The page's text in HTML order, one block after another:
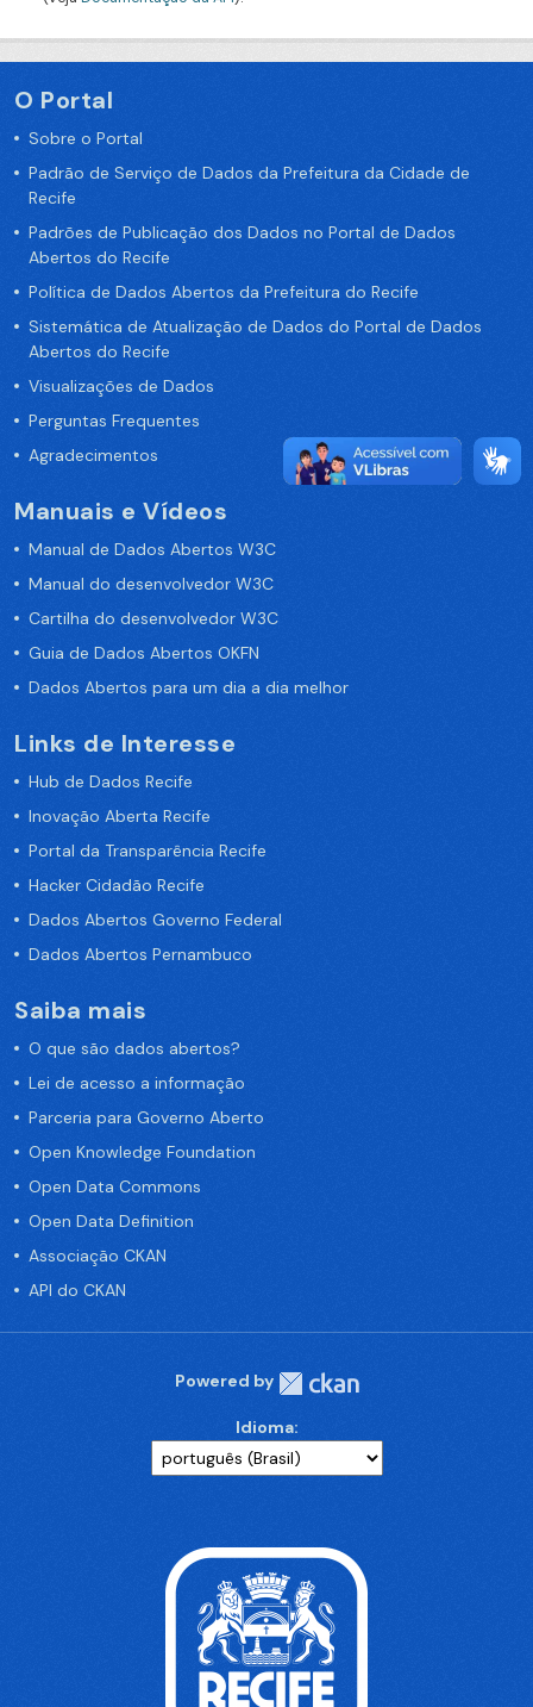
O Portal
Sobre o Portal
Padrão de Serviço de Dados da Prefeitura da Cidade de
Recife
Padrões de Publicação dos Dados no Portal de Dados
Abertos do Recife
Política de Dados Abertos da Prefeitura do Recife
Sistemática de Atualização de Dados do Portal de Dados
Abertos do Recife
Visualizações de Dados
Perguntas Frequentes
Agradecimentos
Manuais e Vídeos
Manual de Dados Abertos W3C
Manual do desenvolvedor W3C
Cartilha do desenvolvedor W3C
Guia de Dados Abertos OKFN
Dados Abertos para um dia a dia melhor
Links de Interesse
Hub de Dados Recife
Inovação Aberta Recife
Portal da Transparência Recife
Hacker Cidadão Recife
Dados Abertos Governo Federal
Dados Abertos Pernambuco
Saiba mais
O que são dados abertos?
Lei de acesso a informação
Parceria para Governo Aberto
Open Knowledge Foundation
Open Data Commons
Open Data Definition
Associação CKAN
API do CKAN
Powered by
Idioma